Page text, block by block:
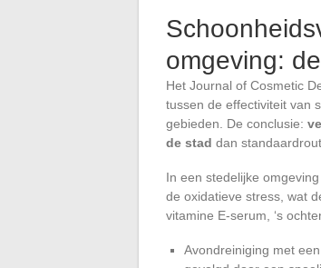
omgeving:
Het Journal of Cosmetic
tussen de effectiviteit van
gebieden. De conclusie:
de stad dan
In een stedelijke
de oxidatieve stress, wat
vitamine E-serum, ‘s
Avondreiniging met